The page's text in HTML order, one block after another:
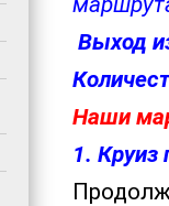
Выход
Наши
1. Круиз